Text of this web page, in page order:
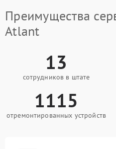
Преимущества
Atlant
13
сотрудников в штате
1115
отремонтированных устройств